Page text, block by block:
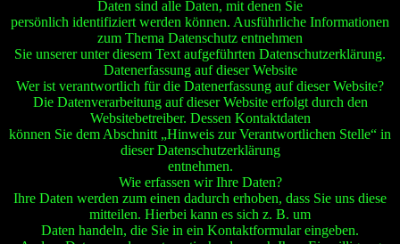
Daten sind alle Daten, mit denen Sie
persönlich identifiziert werden können. Ausführliche Informationen
zum Thema Datenschutz entnehmen
Sie unserer unter diesem Text aufgeführten Datenschutzerklärung.
Datenerfassung auf dieser Website
Wer ist verantwortlich für die Datenerfassung auf dieser Website?
Die Datenverarbeitung auf dieser Website erfolgt durch den
Websitebetreiber. Dessen Kontaktdaten
können Sie dem Abschnitt „Hinweis zur Verantwortlichen Stelle“ in
dieser Datenschutzerklärung
entnehmen.
Wie erfassen wir Ihre Daten?
Ihre Daten werden zum einen dadurch erhoben, dass Sie uns diese
mitteilen. Hierbei kann es sich z. B. um
Daten handeln, die Sie in ein Kontaktformular eingeben.